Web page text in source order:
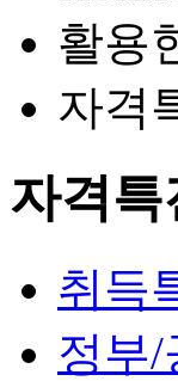
활용
자격
자격특
취득
정부/